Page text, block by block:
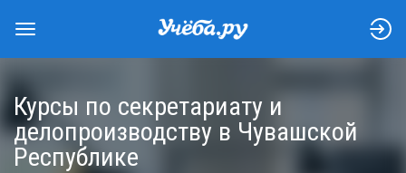
Курсы по секретариату и
делопроизводству в Чувашской
Республике